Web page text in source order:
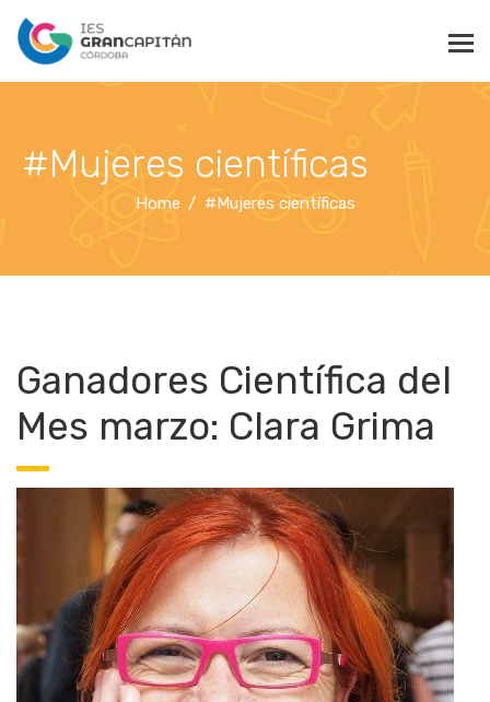
#Mujeres científicas
Home #Mujeres científicas
Ganadores Científica del
Mes marzo: Clara Grima